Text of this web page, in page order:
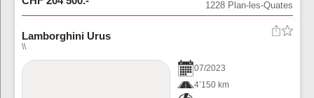
1228 Plan-les-Quates
Lamborghini Urus
\\
07/2023
4’150 km